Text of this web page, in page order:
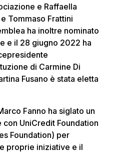
e Raffaella
Tommaso Frattini
ha inoltre nominato
e il 28 giugno 2022 ha
di Carmine Di
Fusano è stata eletta
Fanno ha siglato un
UniCredit Foundation
Foundation) per
proprie iniziative e il